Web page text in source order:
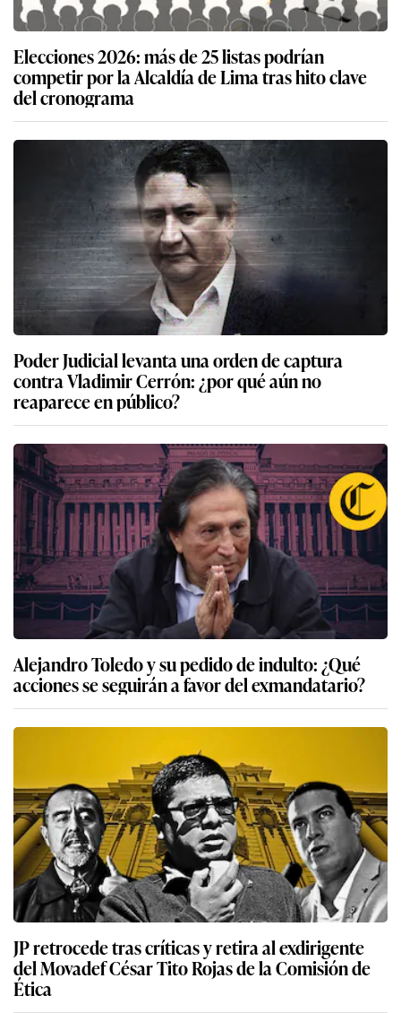
Elecciones 2026: más de 25 listas podrían
competir por la Alcaldía de Lima tras hito clave
del cronograma
Poder Judicial levanta una orden de captura
contra Vladimir Cerrón: ¿por qué aún no
reaparece en público?
Alejandro Toledo y su pedido de indulto: ¿Qué
acciones se seguirán a favor del exmandatario?
JP retrocede tras críticas y retira al exdirigente
del Movadef César Tito Rojas de la Comisión de
Ética